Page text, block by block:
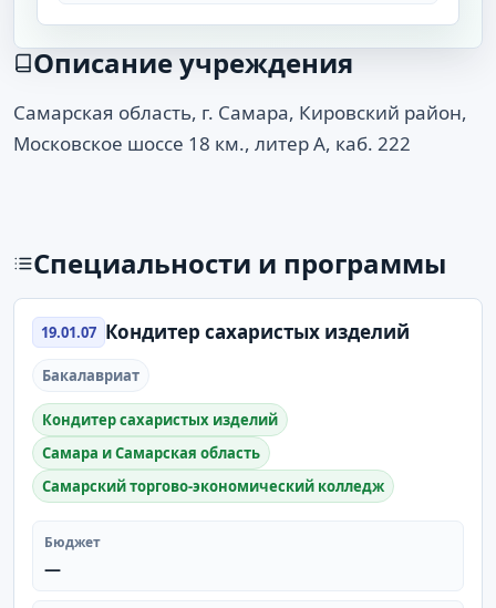
Описание учреждения
Самарская область, г. Самара, Кировский район,
Московское шоссе 18 км., литер А, каб. 222
Специальности и программы
19.01.07 Кондитер сахаристых изделий
Бакалавриат
Кондитер сахаристых изделий
Самара и Самарская область
Самарский торгово-экономический колледж
Бюджет
—